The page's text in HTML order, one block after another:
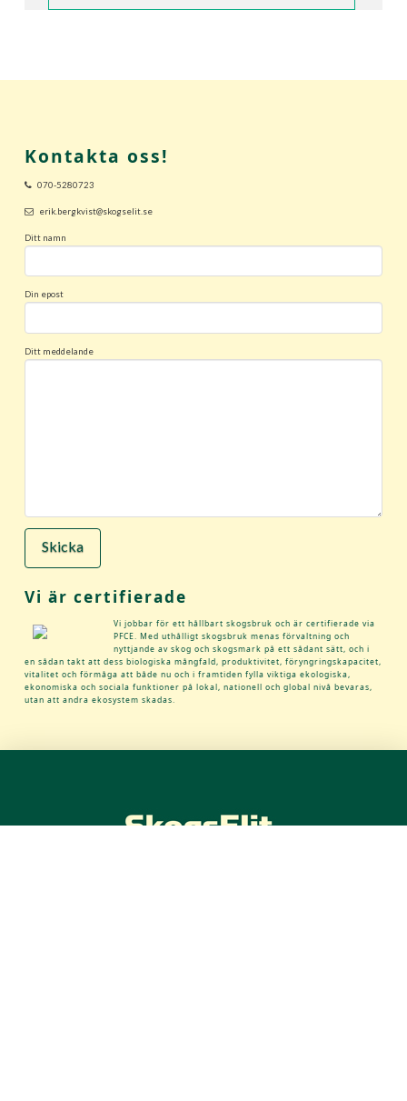
Kontakta oss!
070-5280723
erik.bergkvist@skogselit.se
Ditt namn
Din epost
Ditt meddelande
Vi är certifierade
Vi jobbar för ett hållbart skogsbruk och är certifierade via
PFCE. Med uthålligt skogsbruk menas förvaltning och
nyttjande av skog och skogsmark på ett sådant sätt, och i
en sådan takt att dess biologiska mångfald, produktivitet, föryngringskapacitet,
vitalitet och förmåga att både nu och i framtiden fylla viktiga ekologiska,
ekonomiska och sociala funktioner på lokal, nationell och global nivå bevaras,
utan att andra ekosystem skadas.